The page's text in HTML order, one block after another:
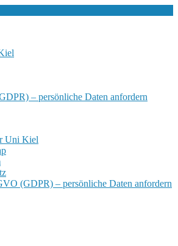
– persönliche Daten anfordern
Uni Kiel
(GDPR) – persönliche Daten anfordern